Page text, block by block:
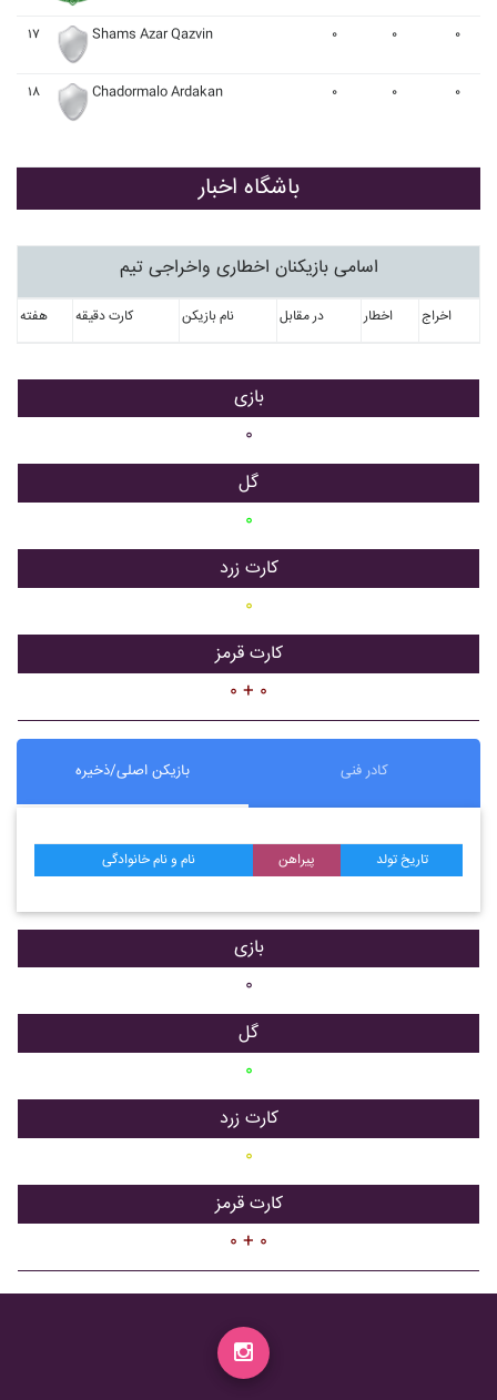
۱۷ Shams Azar Qazvin ۰ ۰ ۰
۱۸ Chadormalo Ardakan ۰ ۰ ۰
باشگاه اخبار
اسامی بازیکنان اخطاری واخراجی تیم
هفته کارت دقیقه نام بازیکن در مقابل اخطار اخراج
بازی
۰
گل
۰
کارت زرد
۰
کارت قرمز
۰ + ۰
بازیکن اصلی/ذخیره کادر فنی
نام و نام خانوادگی پیراهن تاریخ تولد
بازی
۰
گل
۰
کارت زرد
۰
کارت قرمز
۰ + ۰